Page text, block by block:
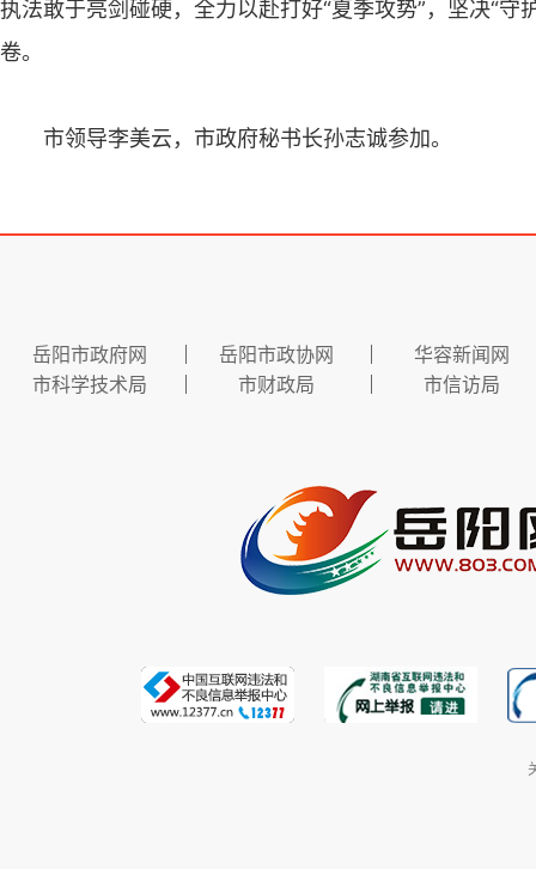
执法敢于亮剑碰硬，全力以赴打好“夏季攻势”，坚决“
卷。
市领导李美云，市政府秘书长孙志诚参加。
岳阳市政府网 岳阳市政协网
华容新闻网
市科学技术局
市财政局 市信访局